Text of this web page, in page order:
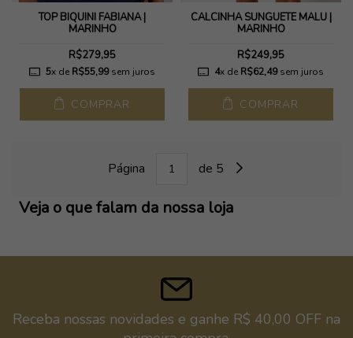
TOP BIQUÍNI FABIANA |
MARINHO
R$279,95
5x de R$55,99sem juros
COMPRAR
CALCINHA SUNGUETE MALU |
MARINHO
R$249,95
4x de R$62,49sem juros
COMPRAR
Página de 5
Veja o que falam da nossa loja
Receba nossas novidades e ganhe R$ 40,00 OFF na